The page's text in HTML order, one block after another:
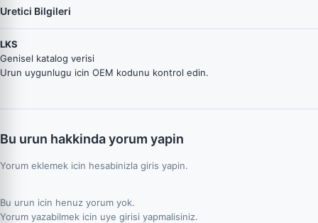
Uretici Bilgileri
LKS
Genisel katalog verisi
Urun uygunlugu icin OEM kodunu kontrol edin.
Bu urun hakkinda yorum yapin
Yorum eklemek icin hesabinizla giris yapin.
Bu urun icin henuz yorum yok.
Yorum yazabilmek icin uye girisi yapmalisiniz.